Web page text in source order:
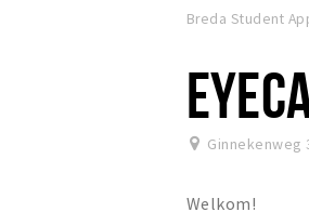
Breda Student
Ginnekenweg
Welkom!